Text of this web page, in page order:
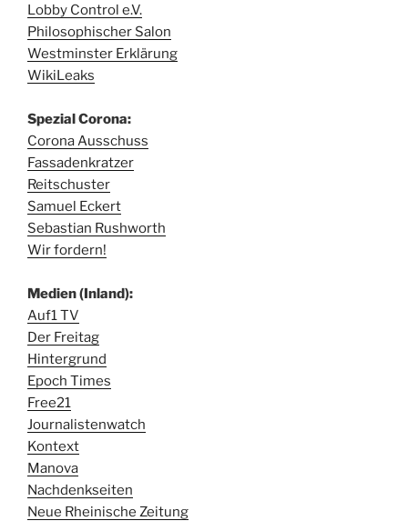
Lobby Control e.V.
Philosophischer Salon
Westminster Erklärung
WikiLeaks
Spezial Corona:
Corona Ausschuss
Fassadenkratzer
Reitschuster
Samuel Eckert
Sebastian Rushworth
Wir fordern!
Medien (Inland):
Auf1 TV
Der Freitag
Hintergrund
Epoch Times
Free21
Journalistenwatch
Kontext
Manova
Nachdenkseiten
Neue Rheinische Zeitung